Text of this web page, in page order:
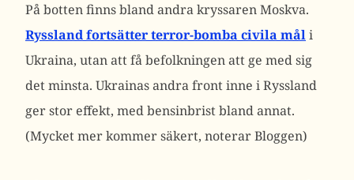
På botten finns bland andra kryssaren Moskva.
Ryssland fortsätter terror-bomba civila måli
Ukraina, utan att få befolkningen att ge med sig
det minsta. Ukrainas andra front inne i Ryssland
ger stor effekt, med bensinbrist bland annat.
(Mycket mer kommer säkert, noterar Bloggen)